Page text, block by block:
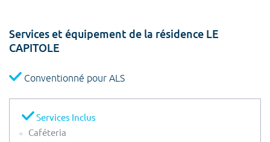
Services et équipement de la résidence LE
CAPITOLE
Conventionné pour ALS
Services Inclus
Caféteria